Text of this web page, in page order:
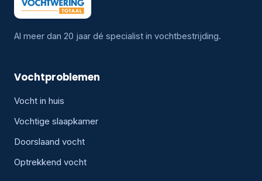
Al meer dan 20 jaar dé specialist in vochtbestrijding.
Vochtproblemen
Vocht in huis
Vochtige slaapkamer
Doorslaand vocht
Optrekkend vocht